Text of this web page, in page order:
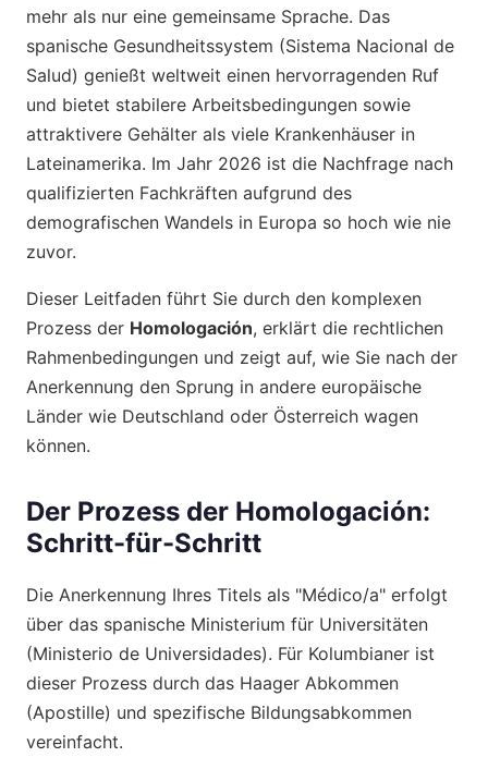
mehr als nur eine gemeinsame Sprache. Das
spanische Gesundheitssystem (Sistema Nacional de
Salud) genießt weltweit einen hervorragenden Ruf
und bietet stabilere Arbeitsbedingungen sowie
attraktivere Gehälter als viele Krankenhäuser in
Lateinamerika. Im Jahr 2026 ist die Nachfrage nach
qualifizierten Fachkräften aufgrund des
demografischen Wandels in Europa so hoch wie nie
zuvor.
Dieser Leitfaden führt Sie durch den komplexen
Prozess der Homologación, erklärt die rechtlichen
Rahmenbedingungen und zeigt auf, wie Sie nach der
Anerkennung den Sprung in andere europäische
Länder wie Deutschland oder Österreich wagen
können.
Der Prozess der Homologación:
Schritt-für-Schritt
Die Anerkennung Ihres Titels als "Médico/a" erfolgt
über das spanische Ministerium für Universitäten
(Ministerio de Universidades). Für Kolumbianer ist
dieser Prozess durch das Haager Abkommen
(Apostille) und spezifische Bildungsabkommen
vereinfacht.